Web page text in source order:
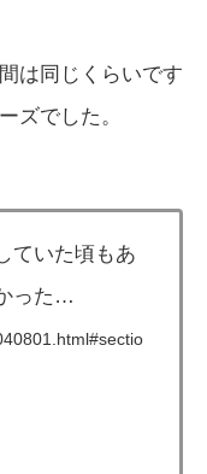
は同じくらいです
ズでした。
ていた頃もあ
った…